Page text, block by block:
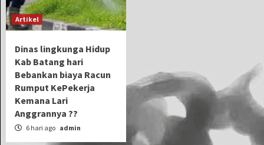
Artikel
Dinas lingkunga Hidup
Kab Batang hari
Bebankan biaya Racun
Rumput KePekerja
Kemana Lari
Anggrannya ??
6 hari ago admin